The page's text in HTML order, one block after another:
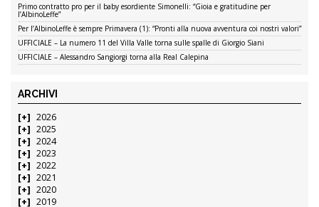
Primo contratto pro per il baby esordiente Simonelli: “Gioia e gratitudine per
l’AlbinoLeffe”
Per l’AlbinoLeffe è sempre Primavera (1): “Pronti alla nuova avventura coi nostri valori”
UFFICIALE – La numero 11 del Villa Valle torna sulle spalle di Giorgio Siani
UFFICIALE – Alessandro Sangiorgi torna alla Real Calepina
ARCHIVI
2026
2025
2024
2023
2022
2021
2020
2019